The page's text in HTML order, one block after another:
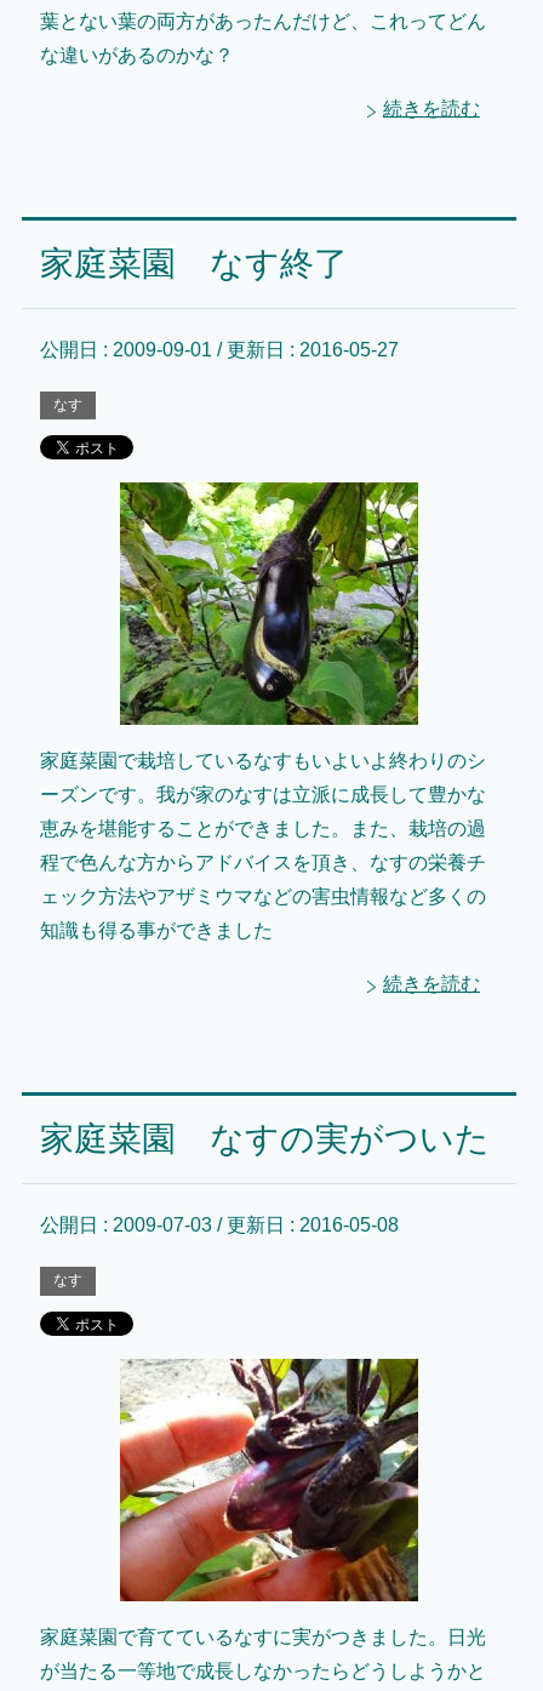
葉とない葉の両方があったんだけど、これってどん
な違いがあるのかな？
続きを読む
家庭菜園 なす終了
公開日 : 2009-09-01 / 更新日 : 2016-05-27
なす
家庭菜園で栽培しているなすもいよいよ終わりのシ
ーズンです。我が家のなすは立派に成長して豊かな
恵みを堪能することができました。また、栽培の過
程で色んな方からアドバイスを頂き、なすの栄養チ
ェック方法やアザミウマなどの害虫情報など多くの
知識も得る事ができました
続きを読む
家庭菜園 なすの実がついた
公開日 : 2009-07-03/ 更新日 : 2016-05-08
なす
家庭菜園で育てているなすに実がつきました。日光
が当たる一等地で成長しなかったらどうしようかと